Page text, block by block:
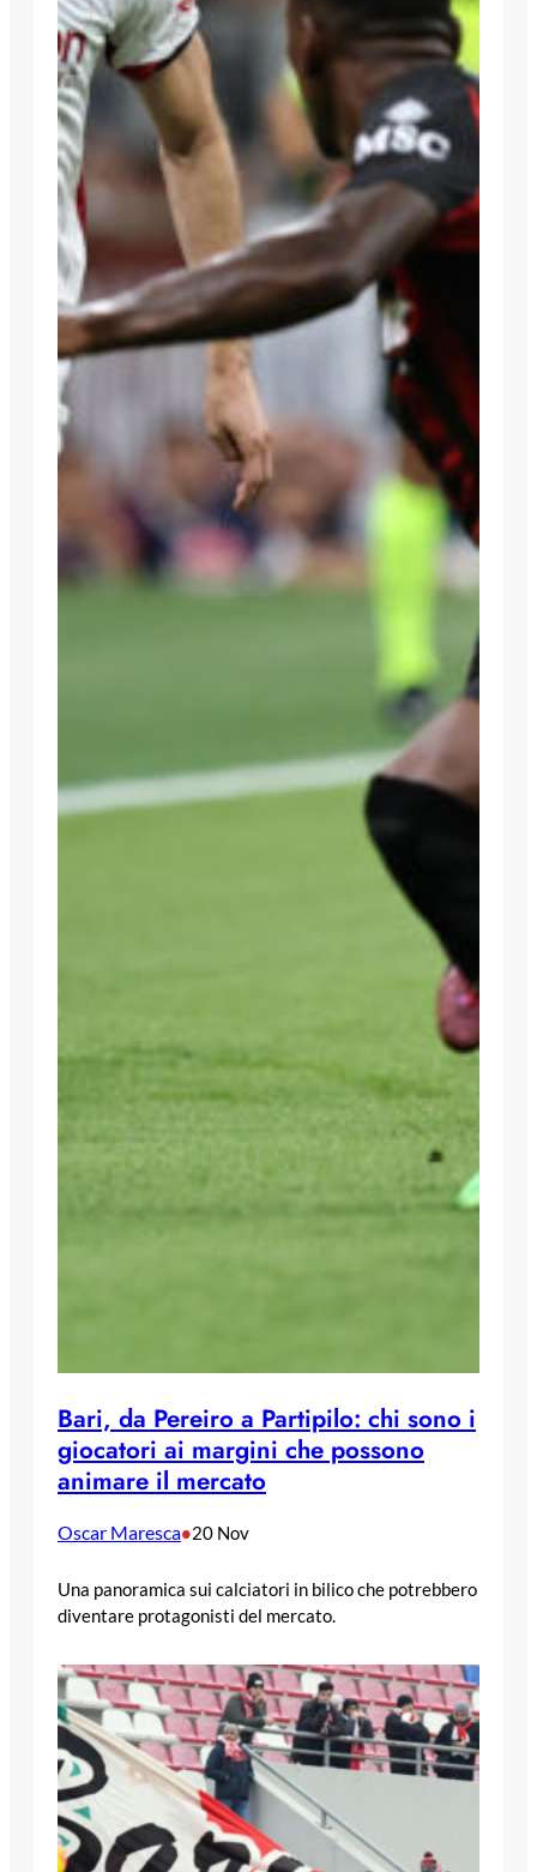
Bari, da Pereiro a Partipilo: chi sono i
giocatori ai margini che possono
animare il mercato
Oscar Maresca•20 Nov
Una panoramica sui calciatori in bilico che potrebbero
diventare protagonisti del mercato.